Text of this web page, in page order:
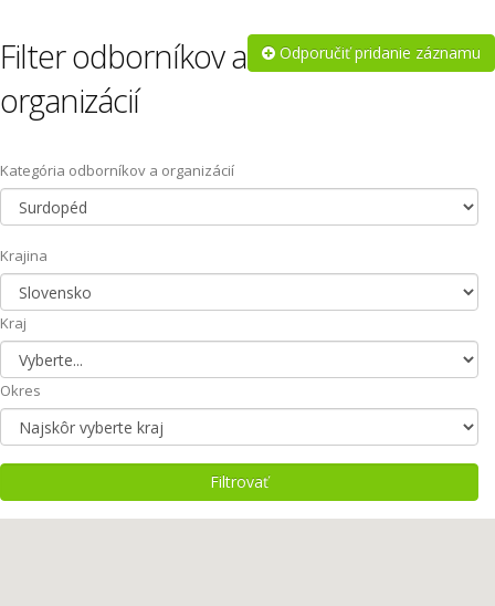
Odporučiť pridanie záznamu
Filter odborníkov a
organizácií
Kategória odborníkov a organizácií
Krajina
Kraj
Okres